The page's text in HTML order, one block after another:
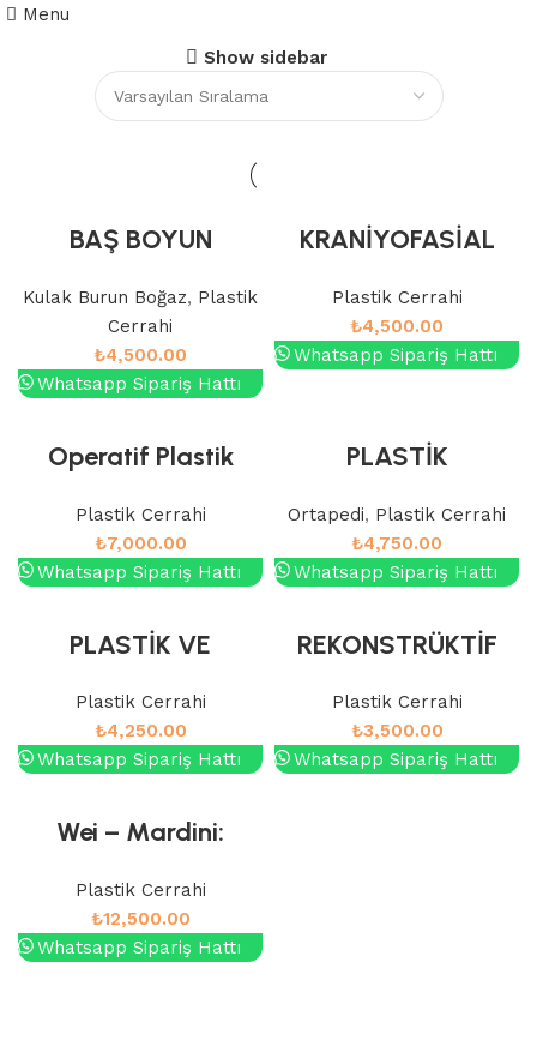
Menu
Show sidebar
BAŞ BOYUN
UNDA AMELİYAT
TEKNİKLERİ
Kulak Burun Boğaz, Plastik
Cerrahi
₺4,500.00
Whatsapp Sipariş Hattı
KRANİYOFASİAL
AMELİYAT
TEKNİKLERİ
Plastik Cerrahi
₺4,500.00
Whatsapp Sipariş Hattı
Operatif Plastik
Plastik Cerrahi
₺7,000.00
Whatsapp Sipariş Hattı
PLASTİK
AMELİYAT
TEKNİKLERİ EL EL
Ortapedi, Plastik Cerrahi
₺4,750.00
Whatsapp Sipariş Hattı
PLASTİK VE
CERRAHİ SORU
DERLEMSİ
Plastik Cerrahi
₺4,250.00
Whatsapp Sipariş Hattı
REKONSTRÜKTİF
GÖRÜNTÜLEME
Plastik Cerrahi
₺3,500.00
Whatsapp Sipariş Hattı
Wei – Mardini:
Rekonstrüktif
Cerrahi (2. Baskı)
Plastik Cerrahi
₺12,500.00
Whatsapp Sipariş Hattı